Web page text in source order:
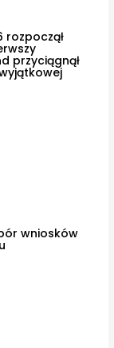
rozpoczął
przyciągnął
wniosków